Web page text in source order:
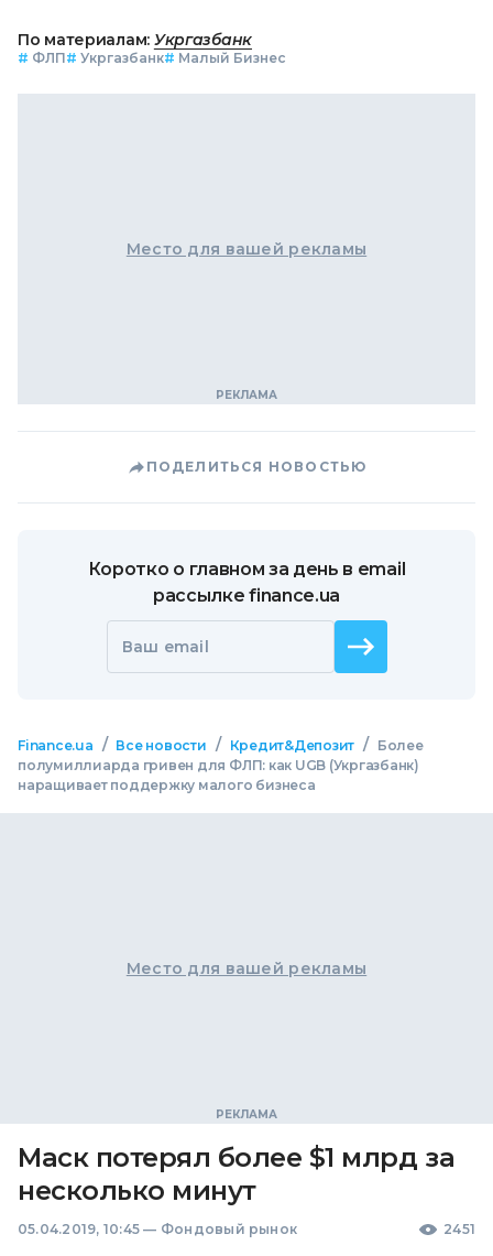
По материалам: Укргазбанк
# ФЛП# Укргазбанк# Малый Бизнес
Место для вашей рекламы
ПОДЕЛИТЬСЯ НОВОСТЬЮ
Коротко о главном за день в email
рассылке finance.ua
Ваш email
Finance.ua / Все новости / Кредит&Депозит /
Более
полумиллиарда гривен для ФЛП: как UGB (Укргазбанк)
наращивает поддержку малого бизнеса
Место для вашей рекламы
Маск потерял более $1 млрд за
несколько минут
05.04.2019, 10:45 — Фондовый рынок 2451